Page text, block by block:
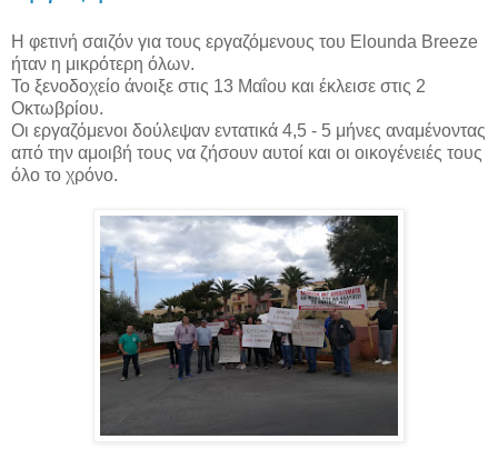
Η φετινή σαιζόν για τους εργαζόμενους του Elounda Breeze
ήταν η μικρότερη όλων.
Το ξενοδοχείο άνοιξε στις 13 Μαΐου και έκλεισε στις 2
Οκτωβρίου.
Οι εργαζόμενοι δούλεψαν εντατικά 4,5 - 5 μήνες αναμένοντας
από την αμοιβή τους να ζήσουν αυτοί και οι οικογένειές τους
όλο το χρόνο.